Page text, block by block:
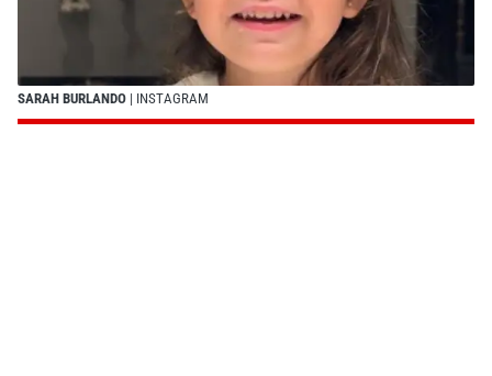
SARAH BURLANDO | INSTAGRAM